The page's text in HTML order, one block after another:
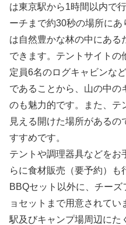
は東京駅から1時間以内で
ーチまで約30秒の場所に
は自然豊かな林の中にある
できます。テントサイトの
定員6名のログキャビンな
であることから、山の中の
のも魅力的です。また、テ
見える開けた場所がある
すすめです。
テントや調理器具などをお
らに食材販売（要予約）も
BBQセット以外に、チー
ョセットまで用意されてい
駅及びキャンプ場周辺にた